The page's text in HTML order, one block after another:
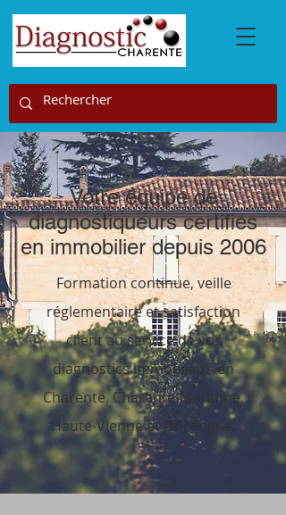
Votre équipe de
diagnostiqueurs certifiés
en immobilier depuis 2006
Formation continue, veille
réglementaire et satisfaction
client au service de vos
diagnostics immobiliers en
Charente, Charente-Maritime,
Haute-Vienne et Dordogne.